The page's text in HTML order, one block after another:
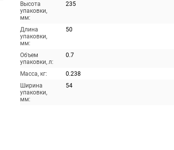
Высота
упаковки,
мм:
235
Длина
упаковки,
мм:
50
Объем
упаковки, л:
0.7
Масса, кг:
0.238
Ширина
упаковки,
мм:
54